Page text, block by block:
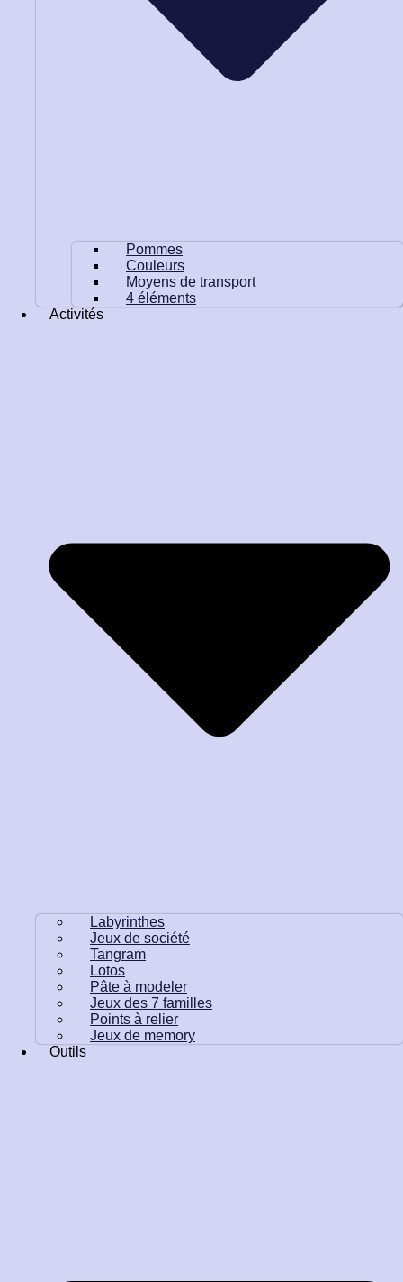
Pommes
Couleurs
Moyens de transport
4 éléments
Activités
Labyrinthes
Jeux de société
Tangram
Lotos
Pâte à modeler
Jeux des 7 familles
Points à relier
Jeux de memory
Outils